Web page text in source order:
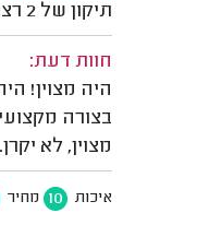
תיקון של 2 רצועות של תריסים.
חוות דעת:
היה מצוין!
בצורה
מצוין, לא יקרן.
איכות 10 מחיר